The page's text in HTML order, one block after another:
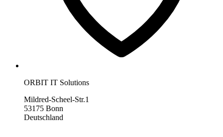
ORBIT IT Solutions
Mildred-Scheel-Str.1
53175 Bonn
Deutschland